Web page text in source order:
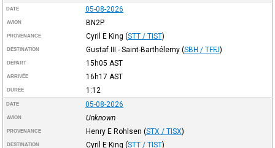
DATE 05-08-2026
AVION BN2P
PROVENANCE Cyril E King (STT / TIST)
DESTINATION Gustaf III - Saint-Barthélemy (SBH / TFFJ)
DÉPART 15h05 AST
ARRIVÉE 16h17 AST
DURÉE 1:12
DATE 05-08-2026
AVION Unknown
PROVENANCE Henry E Rohlsen (STX / TISX)
DESTINATION Cyril E King (STT / TIST)